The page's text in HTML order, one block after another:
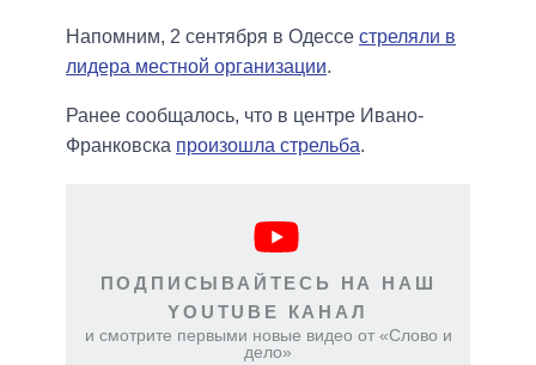
Напомним, 2 сентября в Одессе стреляли в
лидера местной организации.
Ранее сообщалось, что в центре Ивано-
Франковска произошла стрельба.
ПОДПИСЫВАЙТЕСЬ НА НАШ
YOUTUBE КАНАЛ
и смотрите первыми новые видео от «Слово и
дело»